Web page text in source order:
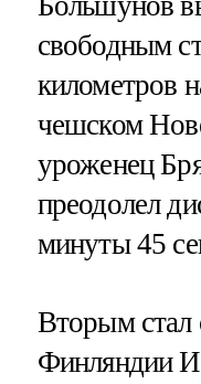
свободным
километров
чешском
уроженец
преодолел
минуты 45
Вторым стал
Финляндии